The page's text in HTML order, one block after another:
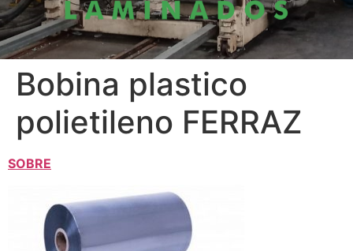
Bobina plastico
polietileno FERRAZ
SOBRE